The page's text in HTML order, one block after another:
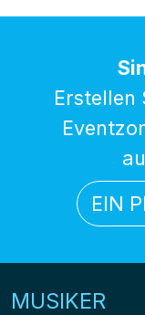
Erstellen
EIN
MUSIKER